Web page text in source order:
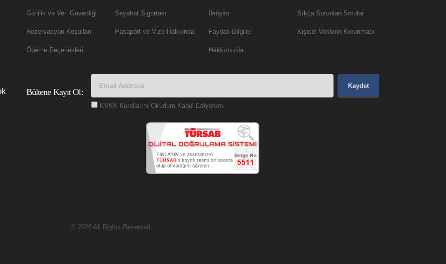
Gizlilik ve Veri Güvenliği
Rezervasyon Koşulları
Ödeme Seçenekleri
Seyahat Sigortası
Pasaport ve Vize Hakkında
İletişim
Faydalı Bilgiler
Hakkımızda
Sıkça Sorunlan Sorular
Kişisel Verilerin Korunması
Bültene Kayıt Ol:
Kaydet
KVKK Kurallarını Okudum Kabul Ediyorum.
© 2026 All Rights Reserved.